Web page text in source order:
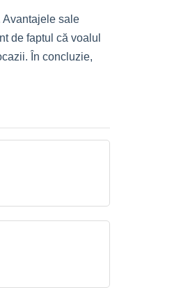
Avantajele sale
de faptul că voalul
În concluzie,